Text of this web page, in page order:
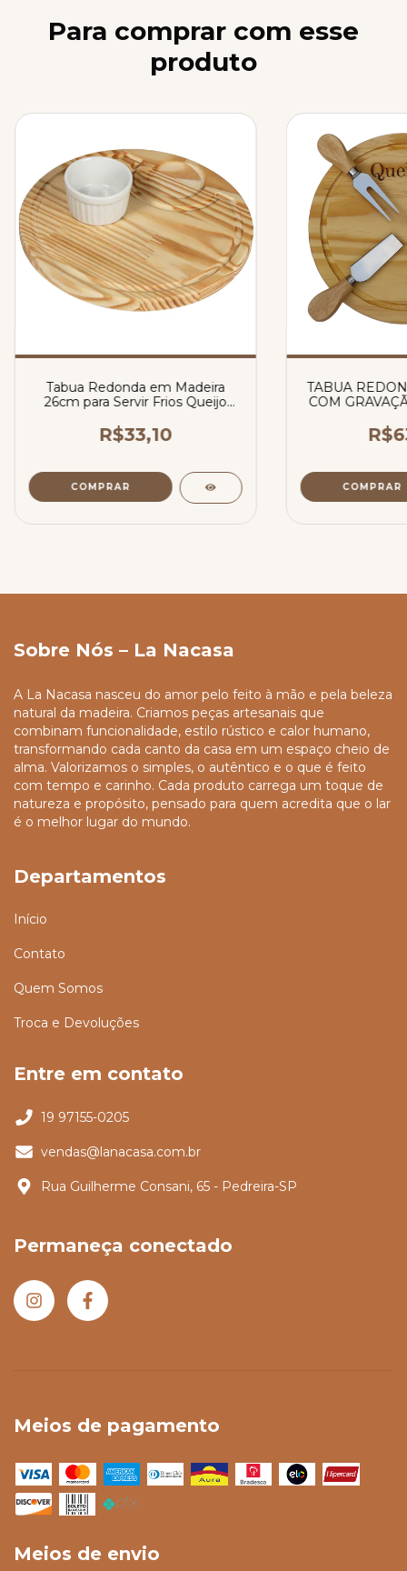
Para comprar com esse
produto
Tabua Redonda em Madeira
26cm para Servir Frios Queijo
em Porcelana
R$33,10
TABUA
COM
Sobre Nós – La Nacasa
A La Nacasa nasceu do amor pelo feito à mão e pela beleza
natural da madeira. Criamos peças artesanais que
combinam funcionalidade, estilo rústico e calor humano,
transformando cada canto da casa em um espaço cheio de
alma. Valorizamos o simples, o autêntico e o que é feito
com tempo e carinho. Cada produto carrega um toque de
natureza e propósito, pensado para quem acredita que o lar
é o melhor lugar do mundo.
Departamentos
Início
Contato
Quem Somos
Troca e Devoluções
Entre em contato
19 97155-0205
vendas@lanacasa.com.br
Rua Guilherme Consani, 65 - Pedreira-SP
Permaneça conectado
Meios de pagamento
Meios de envio